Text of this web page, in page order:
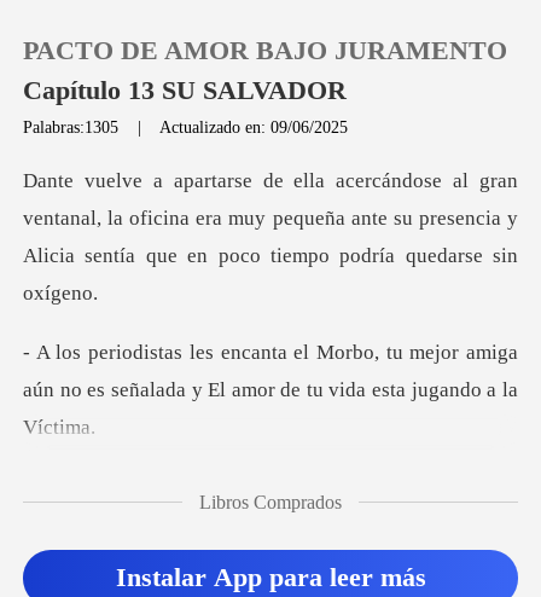
0
Recargar
Salir
PACTO DE AMOR BAJO JURAMENTO
Capítulo 13 SU SALVADOR
Palabras:1305 | Actualizado en: 09/06/2025
anal, la oficina era muy pequeña ante su presencia y
Alic
tu mejor amiga
aún no es señalada y El a
Libros Comprados
Instalar App para leer más